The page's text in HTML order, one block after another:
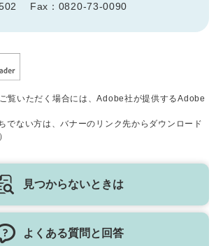
Fax：0820-73-0090
覧いただく場合には、Adobe社が提供するAdobe
でない方は、バナーのリンク先からダウンロード
見つからないときは
よくある質問と回答